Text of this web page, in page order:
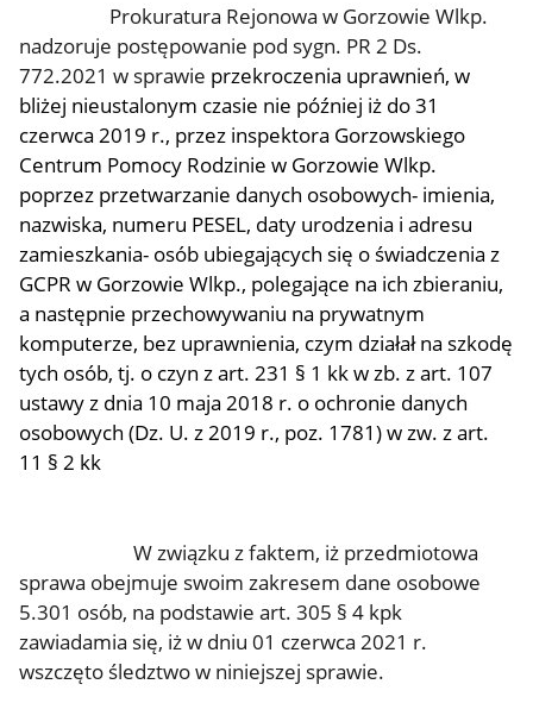
Prokuratura Rejonowa w Gorzowie Wlkp.
nadzoruje postępowanie pod sygn. PR 2 Ds.
772.2021 w sprawie przekroczenia uprawnień, w
bliżej nieustalonym czasie nie później iż do 31
czerwca 2019 r., przez inspektora Gorzowskiego
Centrum Pomocy Rodzinie w Gorzowie Wlkp.
poprzez przetwarzanie danych osobowych- imienia,
nazwiska, numeru PESEL, daty urodzenia i adresu
zamieszkania- osób ubiegających się o świadczenia z
GCPR w Gorzowie Wlkp., polegające na ich zbieraniu,
a następnie przechowywaniu na prywatnym
komputerze, bez uprawnienia, czym działał na szkodę
tych osób, tj. o czyn z art. 231 § 1 kk w zb. z art. 107
ustawy z dnia 10 maja 2018 r. o ochronie danych
osobowych (Dz. U. z 2019 r., poz. 1781) w zw. z art.
11 § 2 kk
W związku z faktem, iż przedmiotowa
sprawa obejmuje swoim zakresem dane osobowe
5.301 osób, na podstawie art. 305 § 4 kpk
zawiadamia się, iż w dniu 01 czerwca 2021 r.
wszczęto śledztwo w niniejszej sprawie.